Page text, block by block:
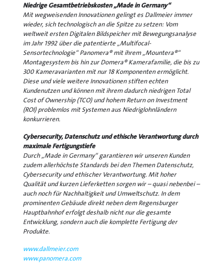
Niedrige Gesamtbetriebskosten „Made in Germany“
Mit wegweisenden Innovationen gelingt es Dallmeier immer
wieder, sich technologisch an die Spitze zu setzen: Vom
weltweit ersten Digitalen Bildspeicher mit Bewegungsanalyse
im Jahr 1992 über die patentierte „Multifocal-
Sensortechnologie“ Panomera® mit ihrem „Mountera®“
Montagesystem bis hin zur Domera® Kamerafamilie, die bis zu
300 Kameravarianten mit nur 18 Komponenten ermöglicht.
Diese und viele weitere Innovationen stiften echten
Kundenutzen und können mit ihrem dadurch niedrigen Total
Cost of Ownership (TCO) und hohem Return on Investment
(ROI) problemlos mit Systemen aus Niedriglohnländern
konkurrieren.
Cybersecurity, Datenschutz und ethische Verantwortung durch
maximale Fertigungstiefe
Durch „Made in Germany“ garantieren wir unseren Kunden
zudem allerhöchste Standards bei den Themen Datenschutz,
Cybersecurity und ethischer Verantwortung. Mit hoher
Qualität und kurzen Lieferketten sorgen wir – quasi nebenbei –
auch noch für Nachhaltigkeit und Umweltschutz. In dem
prominenten Gebäude direkt neben dem Regensburger
Hauptbahnhof erfolgt deshalb nicht nur die gesamte
Entwicklung, sondern auch die komplette Fertigung der
Produkte.
www.dallmeier.com
www.panomera.com